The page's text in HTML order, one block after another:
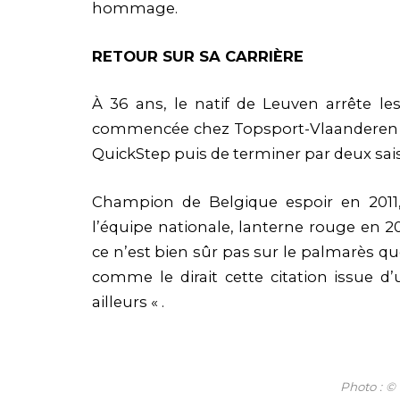
hommage.
RETOUR SUR SA CARRIÈRE
À 36 ans, le natif de Leuven arrête
commencée chez Topsport-
QuickStep puis de terminer par deux
Champion de Belgique espoir en
l’équipe nationale, lanterne rouge en
ce n’est bien sûr pas sur le palmarès
comme le dirait cette citation issue
ailleurs « .
Photo : ©